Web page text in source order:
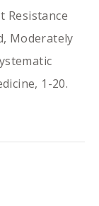
Resistance
Moderately
1-20.​